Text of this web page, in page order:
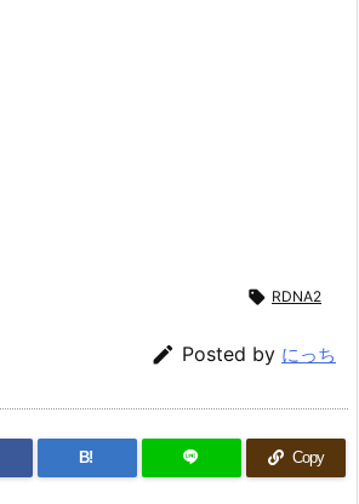
 RDNA2
 Posted by にっち
B! Copy